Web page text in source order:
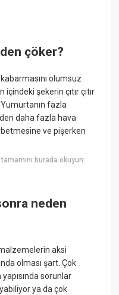
çöker?
olumsuz
şekerin çıtır çıtır
fazla
daha fazla hava
ve pişerken
tamamını burada okuyun:
neden
aksi
olması şart. Çok
sorunlar
ya da çok